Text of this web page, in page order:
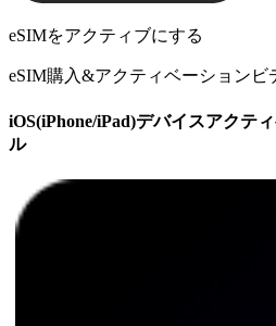
eSIMをアクティブにする
eSIM購入&アクティベーションビ
iOS(iPhone/iPad)デバイスアクテ
ル